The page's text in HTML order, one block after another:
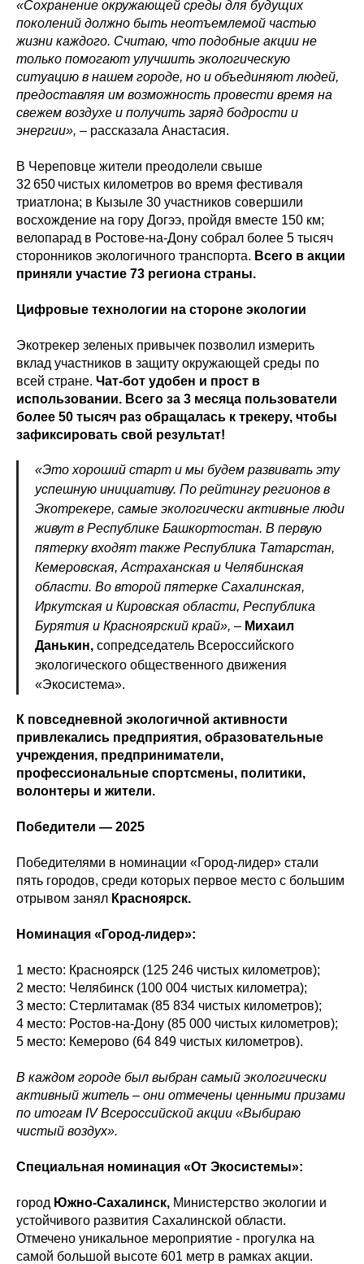
«Сохранение окружающей среды для будущих
поколений должно быть неотъемлемой частью
жизни каждого. Считаю, что подобные акции не
только помогают улучшить экологическую
ситуацию в нашем городе, но и объединяют людей,
предоставляя им возможность провести время на
свежем воздухе и получить заряд бодрости и
энергии», – рассказала Анастасия.
В Череповце жители преодолели свыше
32 650 чистых километров во время фестиваля
триатлона; в Кызыле 30 участников совершили
восхождение на гору Догээ, пройдя вместе 150 км;
велопарад в Ростове-на-Дону собрал более 5 тысяч
сторонников экологичного транспорта. Всего в акции
приняли участие 73 региона страны.
Цифровые технологии на стороне экологии
Экотрекер зеленых привычек позволил измерить
вклад участников в защиту окружающей среды по
всей стране. Чат-бот удобен и прост в
использовании. Всего за 3 месяца пользователи
более 50 тысяч раз обращалась к трекеру, чтобы
зафиксировать свой результат!
«Это хороший старт и мы будем развивать эту
успешную инициативу. По рейтингу регионов в
Экотрекере, самые экологически активные люди
живут в Республике Башкортостан. В первую
пятерку входят также Республика Татарстан,
Кемеровская, Астраханская и Челябинская
области. Во второй пятерке Сахалинская,
Иркутская и Кировская области, Республика
Бурятия и Красноярский край», – Михаил
Данькин, сопредседатель Всероссийского
экологического общественного движения
«Экосистема».
К повседневной экологичной активности
привлекались предприятия, образовательные
учреждения, предприниматели,
профессиональные спортсмены, политики,
волонтеры и жители.
Победители — 2025
Победителями в номинации «Город-лидер» стали
пять городов, среди которых первое место с большим
отрывом занял Красноярск.
Номинация «Город-лидер»:
1 место: Красноярск (125 246 чистых километров);
2 место: Челябинск (100 004 чистых километра);
3 место: Стерлитамак (85 834 чистых километров);
4 место: Ростов-на-Дону (85 000 чистых километров);
5 место: Кемерово (64 849 чистых километров).
В каждом городе был выбран самый экологически
активный житель – они отмечены ценными призами
по итогам IV Всероссийской акции «Выбираю
чистый воздух».
Специальная номинация «От Экосистемы»:
город Южно-Сахалинск, Министерство экологии и
устойчивого развития Сахалинской области.
Отмечено уникальное мероприятие - прогулка на
самой большой высоте 601 метр в рамках акции.